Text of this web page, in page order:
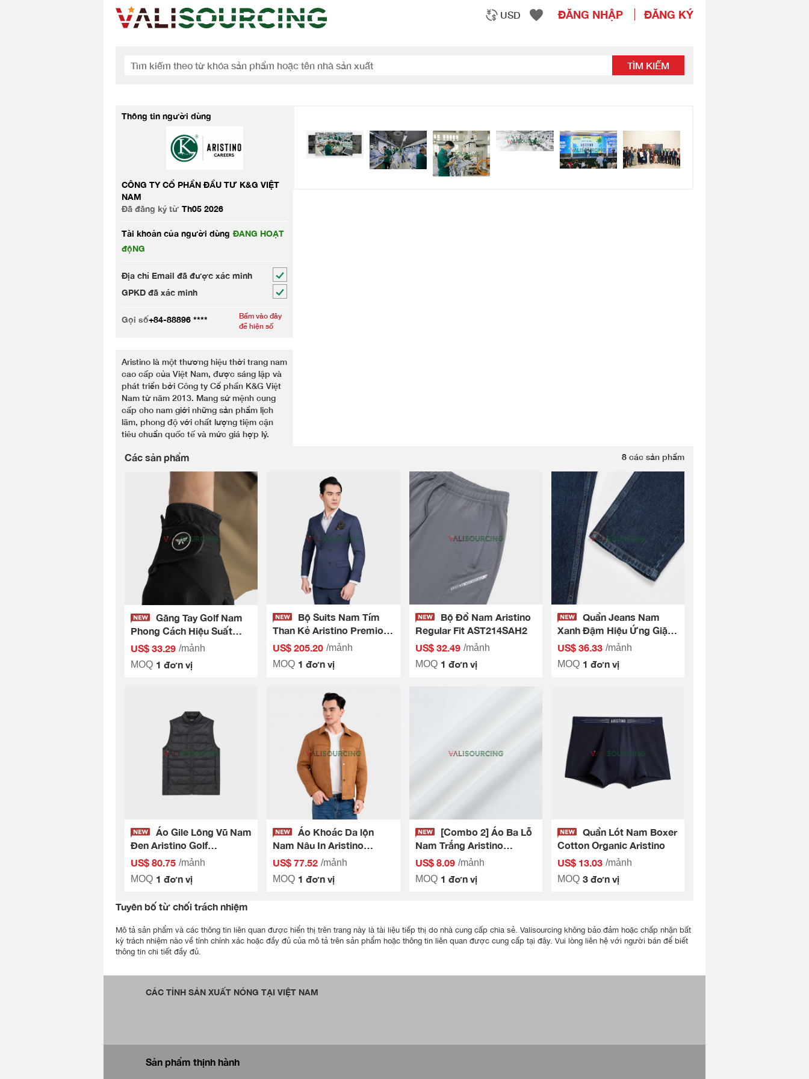
USD ĐĂNG NHẬP ĐĂNG KÝ
TÌM KIẾM
Thông tin người dùng
CÔNG TY CỔ PHẦN ĐẦU TƯ K&G VIỆT
NAM
Đã đăng ký từ Th05 2026
Tài khoản của người dùng ĐANG HOẠT
độNG
Địa chỉ Email đã được xác minh
GPKD đã xác minh
Gọi số+84-88896 ****
Bấm vào đây
để hiện số
Aristino là một thương hiệu thời trang nam
cao cấp của Việt Nam, được sáng lập và
phát triển bởi Công ty Cổ phần K&G Việt
Nam từ năm 2013. Mang sứ mệnh cung
cấp cho nam giới những sản phẩm lịch
lãm, phong độ với chất lượng tiệm cận
tiêu chuẩn quốc tế và mức giá hợp lý.
Các sản phẩm 8 các sản phẩm
Găng Tay Golf Nam
Phong Cách Hiệu Suất
Aristino Golf AGVG0302
US$ 33.29 /mảnh
MOQ 1 đơn vị
Bộ Suits Nam Tím
Than Kẻ Aristino Premio
ASU0120S3
US$ 205.20 /mảnh
MOQ 1 đơn vị
Bộ Đồ Nam Aristino
Regular Fit AST214SAH2
US$ 32.49 /mảnh
MOQ 1 đơn vị
Quần Jeans Nam
Xanh Đậm Hiệu Ứng Giặt
Mài Aristino AJN0060S0
US$ 36.33 /mảnh
MOQ 1 đơn vị
Áo Gile Lông Vũ Nam
Đen Aristino Golf
AJLG02BS2
US$ 80.75 /mảnh
MOQ 1 đơn vị
Áo Khoác Da lộn
Nam Nâu In Aristino
Regular Fit AJK607EDP01
US$ 77.52 /mảnh
MOQ 1 đơn vị
[Combo 2] Áo Ba Lỗ
Nam Trắng Aristino
ATT600EDP02
US$ 8.09 /mảnh
MOQ 1 đơn vị
Quần Lót Nam Boxer
Cotton Organic Aristino
US$ 13.03 /mảnh
MOQ 3 đơn vị
Tuyên bố từ chối trách nhiệm
Mô tả sản phẩm và các thông tin liên quan được hiển thị trên trang này là tài liệu tiếp thị do nhà cung cấp chia sẻ. Valisourcing không bảo đảm hoặc chấp nhận bất
kỳ trách nhiệm nào về tính chính xác hoặc đầy đủ của mô tả trên sản phẩm hoặc thông tin liên quan được cung cấp tại đây. Vui lòng liên hệ với người bán để biết
thông tin chi tiết đầy đủ.
CÁC TỈNH SẢN XUẤT NÓNG TẠI VIỆT NAM
Sản phẩm thịnh hành